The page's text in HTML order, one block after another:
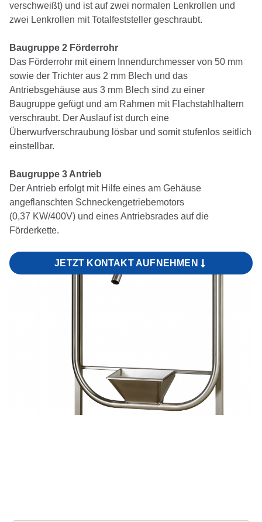
verschweißt) und ist auf zwei normalen Lenkrollen und
zwei Lenkrollen mit Totalfeststeller geschraubt.
Baugruppe 2 Förderrohr
Das Förderrohr mit einem Innendurchmesser von 50 mm
sowie der Trichter aus 2 mm Blech und das
Antriebsgehäuse aus 3 mm Blech sind zu einer
Baugruppe gefügt und am Rahmen mit Flachstahlhaltern
verschraubt. Der Auslauf ist durch eine
Überwurfverschraubung lösbar und somit stufenlos seitlich
einstellbar.
Baugruppe 3 Antrieb
Der Antrieb erfolgt mit Hilfe eines am Gehäuse
angeflanschten Schneckengetriebemotors
(0,37 KW/400V) und eines Antriebsrades auf die
Förderkette.
JETZT KONTAKT AUFNEHMEN